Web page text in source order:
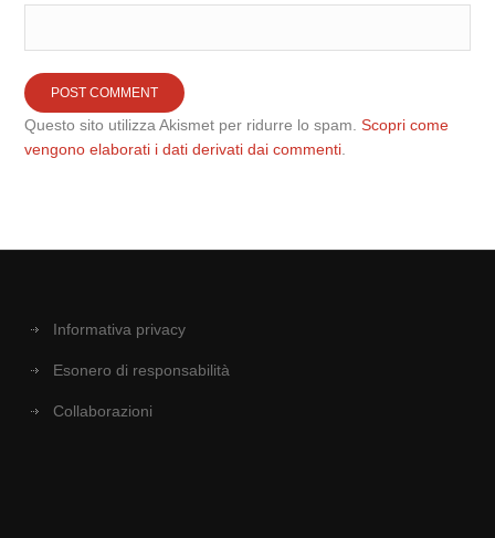
Questo sito utilizza Akismet per ridurre lo spam.Scopri come
vengono elaborati i dati derivati dai commenti
Informativa privacy
Esonero di responsabilità
Collaborazioni